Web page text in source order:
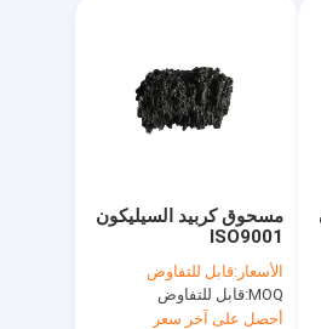
مسحوق كربيد السيليكون
ISO9001
الأسعار:قابل للتفاوض
MOQ: قابل للتفاوض
أحصل على آخر سعر